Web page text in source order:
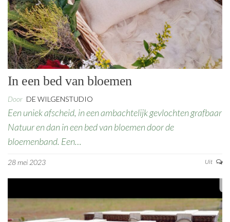
In een bed van bloemen
Door DE WILGENSTUDIO
Een uniek afscheid, in een ambachtelijk gevlochten grafbaar
Natuur en dan in een bed van bloemen door de
bloemenband. Een…
28 mei 2023 Uit